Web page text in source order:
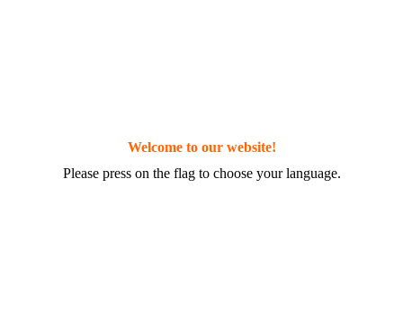
Welcome to our website!
Please press on the flag to choose your language.